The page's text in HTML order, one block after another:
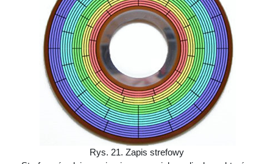
Rys. 21. Zapis strefowy